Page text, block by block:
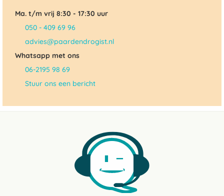
Ma. t/m vrij 8:30 - 17:30 uur
050 - 409 69 96
advies@paardendrogist.nl
Whatsapp met ons
06-2195 98 69
Stuur ons een bericht